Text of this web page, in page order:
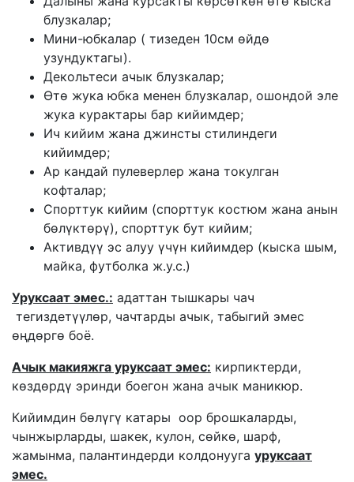
блузкалар;
Мини-юбкалар ( тизеден 10см ѳйдѳ
узундуктагы).
Декольтеси ачык блузкалар;
Ѳтѳ жука юбка менен блузкалар, ошондой эле
жука курактары бар кийимдер;
Ич кийим жана джинсты стилиндеги
кийимдер;
Ар кандай пулеверлер жана токулган
кофталар;
Спорттук кийим (спорттук костюм жана анын
бѳлүктѳрү), спорттук бут кийим;
Активдүү эс алуу үчүн кийимдер (кыска шым,
майка, футболка ж.у.с.)
Уруксаат эмес.: адаттан тышкары чач
тегиздетүүлѳр, чачтарды ачык, табыгий эмес
ѳңдѳргѳ боё.
Ачык макияжга уруксаат эмес: кирпиктерди,
кѳздѳрдү эринди боегон жана ачык маникюр.
Кийимдин бѳлүгү катары оор брошкаларды,
чынжырларды, шакек, кулон, сѳйкѳ, шарф,
жамынма, палантиндерди колдонууга уруксаат
эмес.